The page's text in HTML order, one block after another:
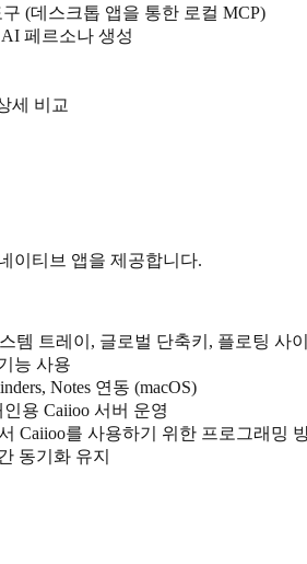
(데스크톱 앱을 통한 로컬 MCP)
페르소나 생성
세 비교
이티브 앱을 제공합니다.
템 트레이, 글로벌 단축키, 플로팅 사
능 사용
Notes 연동 (macOS)
용 Caiioo 서버 운영
Caiioo를 사용하기 위한 프로그래밍
동기화 유지